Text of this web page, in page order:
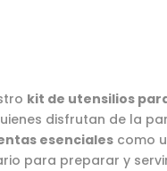
kit de utensilios
disfrutan de la
esenciales como
para preparar y